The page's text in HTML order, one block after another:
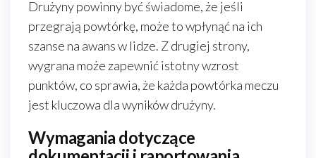
Drużyny powinny być świadome, że jeśli
przegrają powtórkę, może to wpłynąć na ich
szanse na awans w lidze. Z drugiej strony,
wygrana może zapewnić istotny wzrost
punktów, co sprawia, że każda powtórka meczu
jest kluczowa dla wyników drużyny.
Wymagania dotyczące